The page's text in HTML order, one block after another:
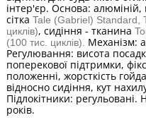
інтер'єр. Основа:
сітка Tale (Gabriel) Standard,
циклів), сидіння - тканина
(100 тис. циклів). Механізм:
Регулювання: висота
поперекової підтримки,
положенні, жорсткість
відносно сидіння, кут
Підлокітники:
років.